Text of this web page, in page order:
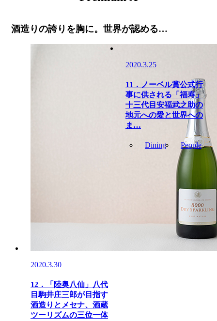
酒造りの誇りを胸に。世界が認める…
2020.3.30
12．「陸奥八仙」八代
目駒井庄三郎が目指す
酒造りとメセナ、酒蔵
ツーリズムの三位一体
2020.3.25
11．ノーベル賞公式行
事に供される「福寿」
十三代目安福武之助の
地元への愛と世界への
ま…
Dining People